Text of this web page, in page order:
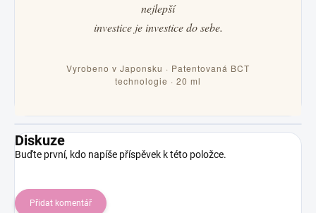
nejlepší
investice je investice do sebe.
Vyrobeno v Japonsku · Patentovaná BCT
technologie · 20 ml
Diskuze
Buďte první, kdo napíše příspěvek k této položce.
Přidat komentář